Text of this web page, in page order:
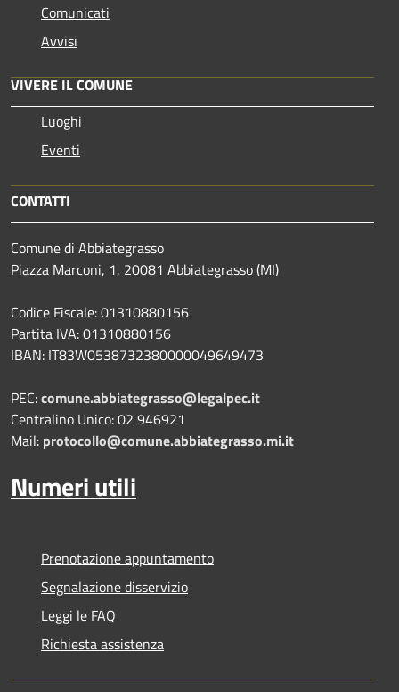
Comunicati
Avvisi
VIVERE IL COMUNE
Luoghi
Eventi
CONTATTI
Comune di Abbiategrasso
Piazza Marconi, 1, 20081 Abbiategrasso (MI)
Codice Fiscale: 01310880156
Partita IVA: 01310880156
IBAN: IT83W0538732380000049649473
PEC:comune.abbiategrasso@legalpec.it
Centralino Unico: 02 946921
Mail: protocollo@comune.abbiategrasso.mi.it
Numeri utili
Prenotazione appuntamento
Segnalazione disservizio
Leggi le FAQ
Richiesta assistenza